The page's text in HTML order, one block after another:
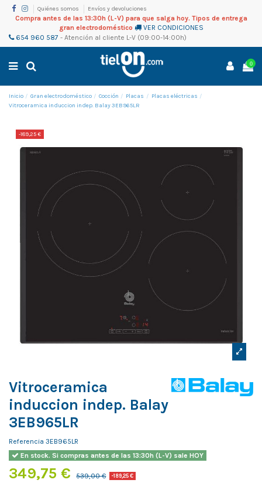
Quiénes somos Envíos y devoluciones
Compra antes de las 13:30h (L-V) para que salga hoy. Tipos de entrega
gran electrodoméstico
VER CONDICIONES
654 960 587 - Atención al cliente L-V (09:00-14:00h)
0
Inicio Gran electrodoméstico Cocción Placas
Placas eléctricas
Vitroceramica induccion indep. Balay 3EB965LR
-189,25 €
Vitroceramica
induccion indep. Balay
3EB965LR
Referencia 3EB965LR
En stock. Si compras antes de las 13:30h (L-V) sale HOY
349,75 € 539,00 € -189,25 €